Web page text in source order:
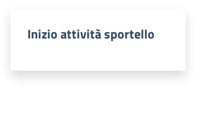
Inizio attività sportello